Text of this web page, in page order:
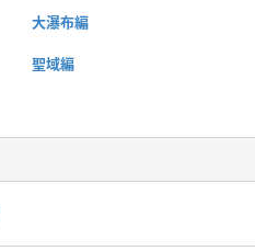
大瀑布編
聖域編